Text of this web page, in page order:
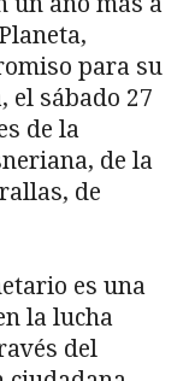
para su
el sábado 27
de la
de la
de
es una
la lucha
del